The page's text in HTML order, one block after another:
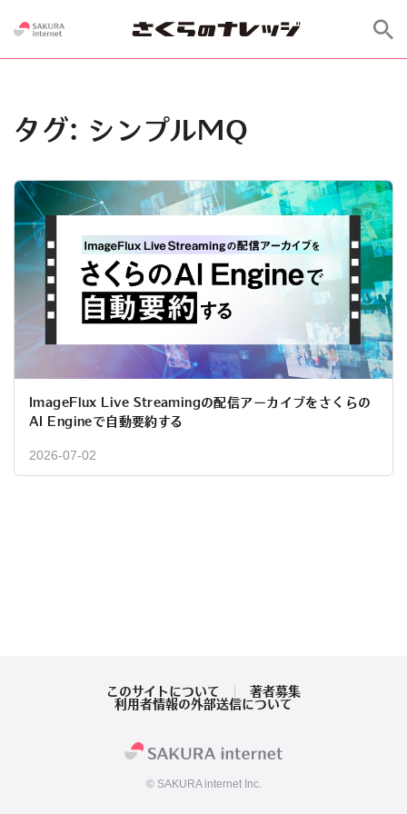
タグ: シンプルMQ
ImageFlux Live Streamingの配信アーカイブをさくらの
AI Engineで自動要約する
2026-07-02
このサイトについて
著者募集
利用者情報の外部送信について
© SAKURA internet Inc.